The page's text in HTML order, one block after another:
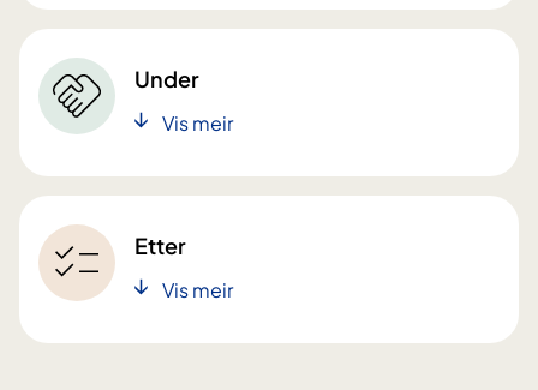
Under
Vis meir
Etter
Vis meir